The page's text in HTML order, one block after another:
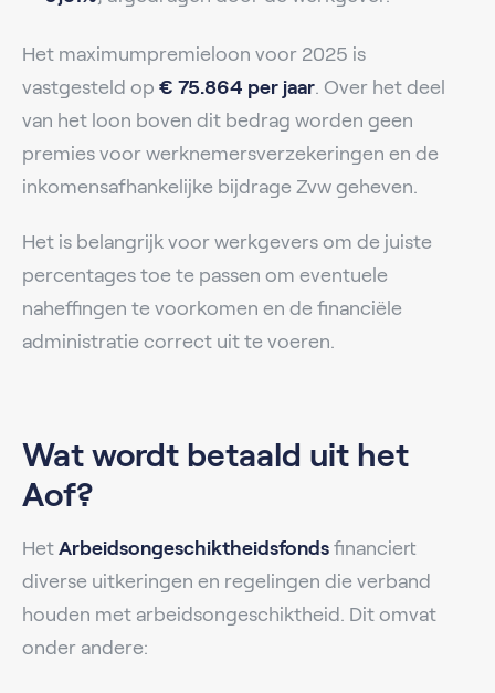
Het maximumpremieloon voor 2025 is
vastgesteld op € 75.864 per jaar. Over het deel
van het loon boven dit bedrag worden geen
premies voor werknemersverzekeringen en de
inkomensafhankelijke bijdrage Zvw geheven.
Het is belangrijk voor werkgevers om de juiste
percentages toe te passen om eventuele
naheffingen te voorkomen en de financiële
administratie correct uit te voeren.
Wat wordt betaald uit het
Aof?
Het Arbeidsongeschiktheidsfonds financiert
diverse uitkeringen en regelingen die verband
houden met arbeidsongeschiktheid. Dit omvat
onder andere: